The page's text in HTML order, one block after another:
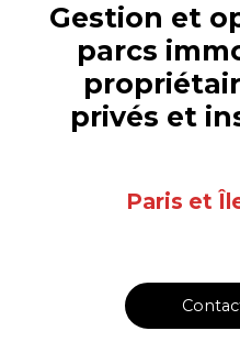
Gestion et
parcs
privés et
Paris et